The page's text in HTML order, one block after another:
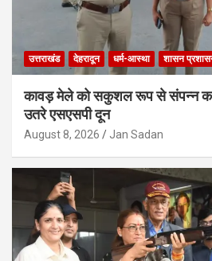
उत्तराखंड देहरादून धर्म-आस्था शासन
कावड़ मेले को सकुशल रूप से संपन्न
उतरे एसएसपी दून
August 8, 2026 Jan Sadan